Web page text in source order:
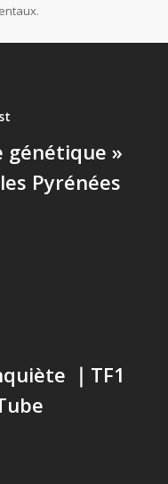
génétique »
Pyrénées
｜TF1